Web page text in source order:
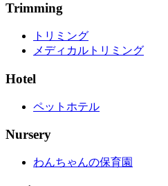
Trimming
トリミング
メディカルトリミング
Hotel
ペットホテル
Nursery
わんちゃんの保育園